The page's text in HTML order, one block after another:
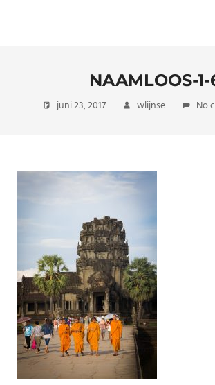
content
NAAMLOOS-1-
juni 23, 2017 wlijnse No